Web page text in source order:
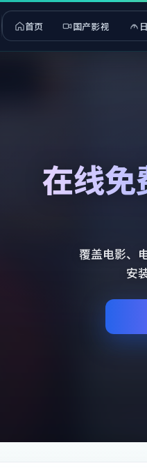
首页 国产影视
在线
覆盖电影、
安